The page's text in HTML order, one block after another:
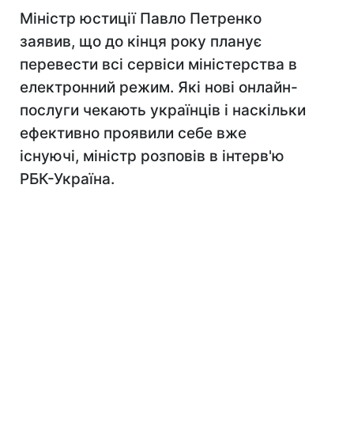
Міністр юстиції Павло Петренко
заявив, що до кінця року планує
перевести всі сервіси міністерства в
електронний режим. Які нові онлайн-
послуги чекають українців і наскільки
ефективно проявили себе вже
існуючі, міністр розповів в інтерв'ю
РБК-Україна.